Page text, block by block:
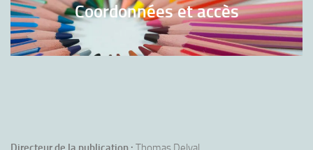
Coordonnées et accès